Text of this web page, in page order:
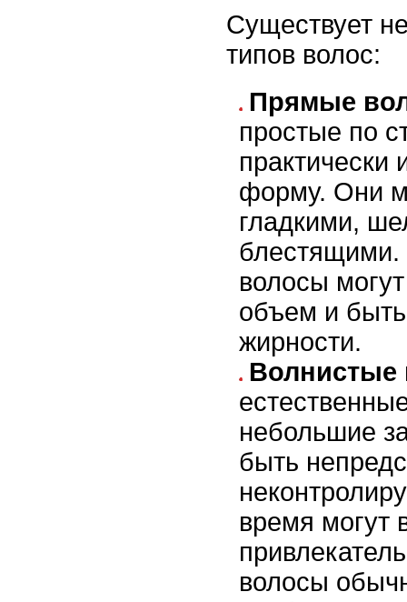
Существует
типов волос:
Прямые
простые по
форму. Они
гладкими,
волосы
объем и
жирности.
Волнистые
небольшие
быть
время могут
волосы